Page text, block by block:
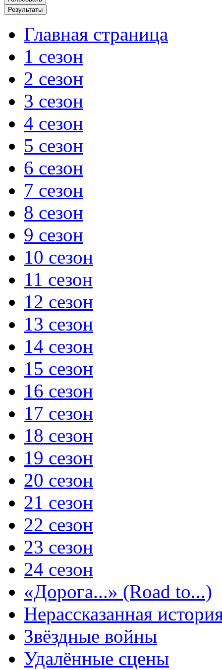
Главная страница
1 сезон
2 сезон
3 сезон
4 сезон
5 сезон
6 сезон
7 сезон
8 сезон
9 сезон
10 сезон
11 сезон
12 сезон
13 сезон
14 сезон
15 сезон
16 сезон
17 сезон
18 сезон
19 сезон
20 сезон
21 сезон
22 сезон
23 сезон
24 сезон
«Дорога...» (Road to...)
Нерассказанная
Звёздные войны
Удалённые сцены